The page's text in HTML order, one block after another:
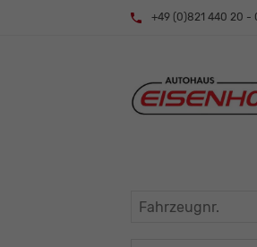
+49 (0)821 440 20 -
Fahrzeugnr.